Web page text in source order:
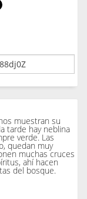
muestran su
tarde hay neblina
verde. Las
quedan muy
muchas cruces
ahí hacen
del bosque.